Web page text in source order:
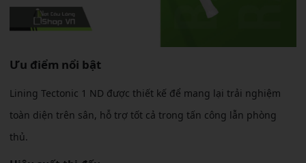
Ưu điểm nổi bật
Lining Tectonic 1 ND được thiết kế để mang lại trải nghiệm
toàn diện trên sân, hỗ trợ tốt cả trong tấn công lẫn phòng
thủ.